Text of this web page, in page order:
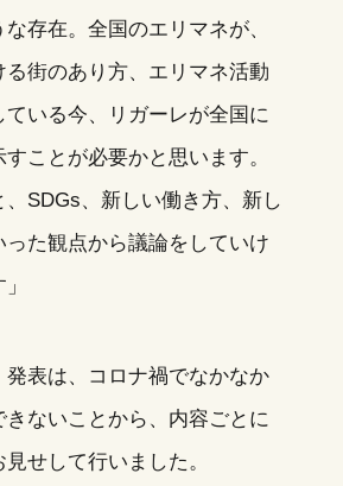
存在。全国のエリマネが、
る街のあり方、エリマネ活動
ている今、リガーレが全国に
ことが必要かと思います。
SDGs、新しい働き方、新し
った観点から議論をしていけ
発表は、コロナ禍でなかなか
きないことから、内容ごとに
せして行いました。